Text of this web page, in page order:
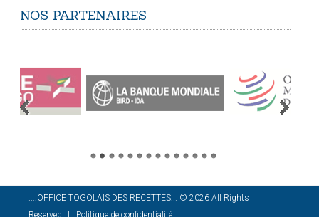
NOS PARTENAIRES
..::OFFICE TOGOLAIS DES RECETTES:.. © 2026 All Rights
Reserved
Politique de confidentialité